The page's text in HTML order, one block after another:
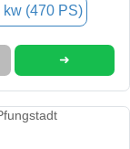
kw (470 PS)
➜